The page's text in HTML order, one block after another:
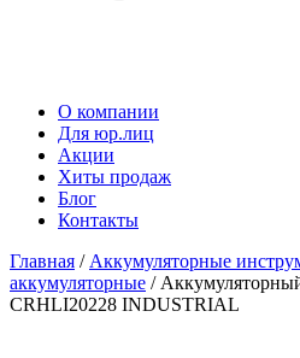
О компании
Для юр.лиц
Акции
Хиты продаж
Блог
Контакты
Главная / Аккумуляторные
аккумуляторные /
CRHLI20228 INDUSTRIAL